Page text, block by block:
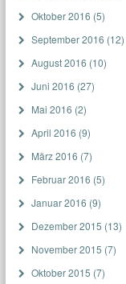
Oktober 2016 (5)
September 2016 (12)
August 2016 (10)
Juni 2016 (27)
Mai 2016 (2)
April 2016 (9)
März 2016 (7)
Februar 2016 (5)
Januar 2016 (9)
Dezember 2015 (13)
November 2015 (7)
Oktober 2015 (7)